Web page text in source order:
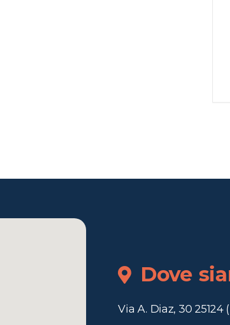
Dove
Via A. Diaz, 30 25124